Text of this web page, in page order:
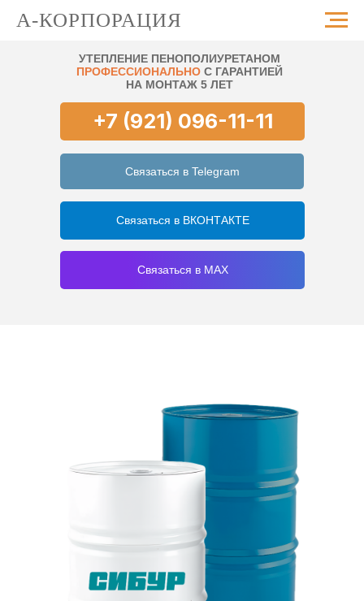
А-КОРПОРАЦИЯ
+7 (921) 096-11-11
Связаться в Telegram
УТЕПЛЕНИЕ ПЕНОПОЛИУРЕТАНОМ
ПРОФЕССИОНАЛЬНО С ГАРАНТИЕЙ
НА МОНТАЖ 5 ЛЕТ
А-
КОРПОРАЦИЯ
Связаться в MAX
Связаться в ВКОНТАКТЕ